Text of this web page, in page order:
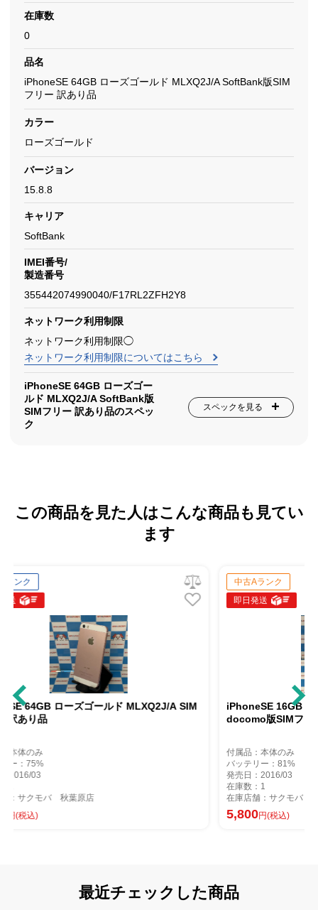
在庫数
0
品名
iPhoneSE 64GB ローズゴールド MLXQ2J/A SoftBank版SIM
フリー 訳あり品
カラー
ローズゴールド
バージョン
15.8.8
キャリア
SoftBank
IMEI番号/
製造番号
355442074990040/F17RL2ZFH2Y8
ネットワーク利用制限
ネットワーク利用制限◯
ネットワーク利用制限についてはこちら
iPhoneSE 64GB ローズゴー
ルド MLXQ2J/A SoftBank版
SIMフリー 訳あり品のスペッ
ク
スペックを見る
この商品を見た人はこんな商品も見てい
ます
ド MLXQ2J/A SIM
iPhoneSE 16GB スペースグレイ
docomo版SIMフリー 訳あり品
在庫店舗：サクモバ 秋葉原店
最近チェックした商品